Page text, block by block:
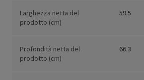
Larghezza netta del
prodotto (cm)
59.5
Profondità netta del
prodotto (cm)
66.3